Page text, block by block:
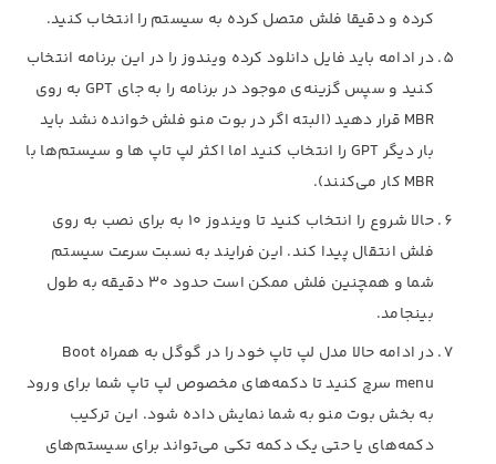
کرده و دقیقا فلش متصل کرده به سیستم را انتخاب کنید.
در ادامه باید فایل دانلود کرده ویندوز را در این برنامه انتخاب
کنید و سپس گزینه‌ی موجود در برنامه را به جای GPT به روی
MBR قرار دهید (البته اگر در بوت منو فلش خوانده نشد باید
بار دیگر GPT را انتخاب کنید اما اکثر لپ تاپ ها و سیستم‌ها با
MBR کار می‌کنند).
حالا شروع را انتخاب کنید تا ویندوز ۱۰ به برای نصب به روی
فلش انتقال پیدا کند. این فرایند به نسبت سرعت سیستم
شما و همچنین فلش ممکن است حدود ۳۰ دقیقه به طول
بینجامد.
در ادامه حالا مدل لپ تاپ خود را در گوگل به همراه Boot
menu سرچ کنید تا دکمه‌های مخصوص لپ تاپ شما برای ورود
به بخش بوت منو به شما نمایش داده شود. این ترکیب
دکمه‌های یا حتی یک دکمه تکی می‌تواند برای سیستم‌های